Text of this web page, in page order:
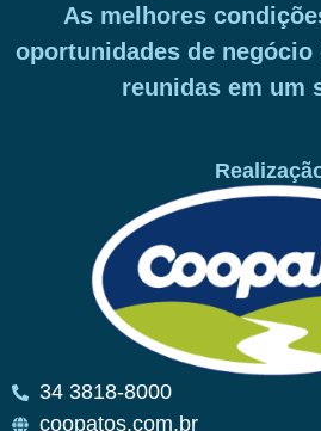
As melhores
oportunidades de negócio
reunidas em um
34 3818-8000
coopatos.com.br